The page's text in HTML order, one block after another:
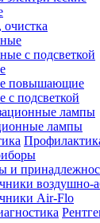
очистка
с подсветкой
повышающие
с подсветкой
лампы
и
воздушно-
Air-Flo